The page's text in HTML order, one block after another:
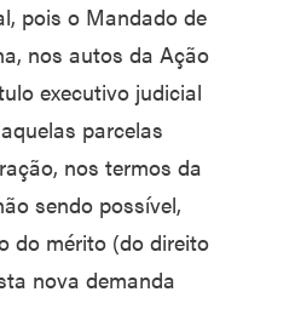
pois o Mandado de
nos autos da Ação
executivo judicial
parcelas
nos termos da
sendo possível,
do mérito (do direito
nova demanda